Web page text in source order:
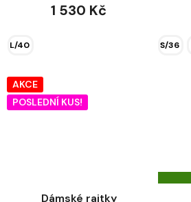
1 530 Kč
L/40 S/36
AKCE
POSLEDNÍ KUS!
Dámské rajtky